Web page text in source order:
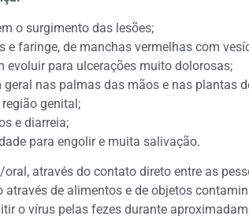
o surgimento das lesões;
e faringe, de manchas vermelhas com
evoluir para ulcerações muito dolorosas;
nas palmas das mãos e nas plantas
genital;
e diarreia;
para engolir e muita salivação.
através do contato direto entre as
através de alimentos e de objetos
o vírus pelas fezes durante